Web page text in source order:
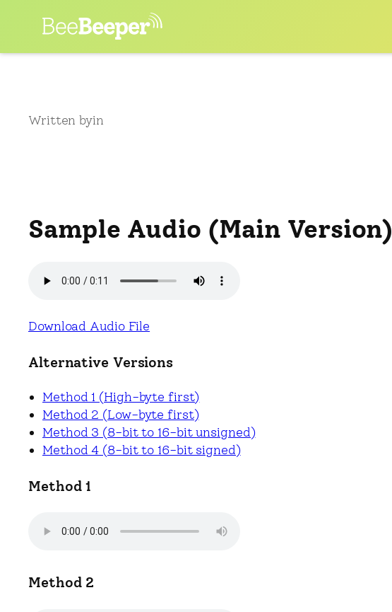
Skip
Written byin
Sample Audio (Main Version)
Download Audio File
Alternative Versions
Method 1 (High-byte first)
Method 2 (Low-byte first)
Method 3 (8-bit to 16-bit unsigned)
Method 4 (8-bit to 16-bit signed)
Method 1
Method 2